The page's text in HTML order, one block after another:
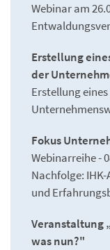
Webinar am
Erstellung
der
Erstellung
Fokus
Webinarreihe -
Nachfolge:
und
Veranstaltung
was nun?"